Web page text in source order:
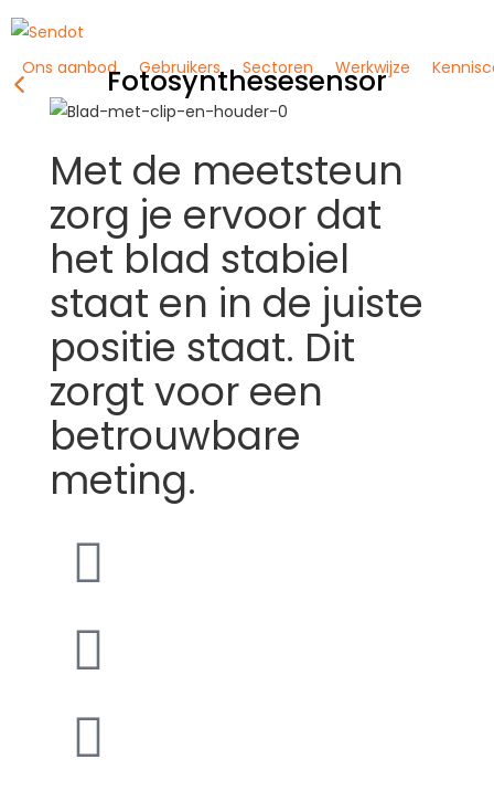
Ons aanbod Gebruikers Sectoren Werkwijze
Fotosynthesesensor
Met de meetsteun
zorg je ervoor dat
het blad stabiel
staat en in de juiste
positie staat. Dit
zorgt voor een
betrouwbare
meting.